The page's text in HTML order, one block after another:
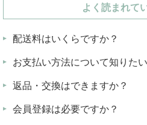
よく読まれて
配送料はいくらですか？
お支払い方法について知りたい
返品・交換はできますか？
会員登録は必要ですか？